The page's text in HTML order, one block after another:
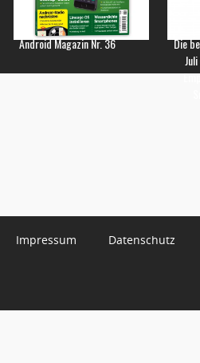
Android Magazin Nr. 36
Die
Impressum Datenschutz